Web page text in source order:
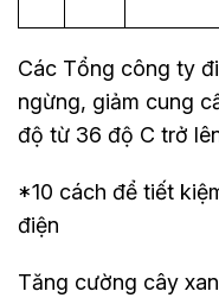
Các Tổng công ty
ngừng, giảm cung
độ từ 36 độ C trở
*10 cách để tiết
điện
Tăng cường cây